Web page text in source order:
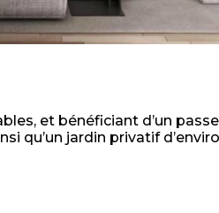
et bénéficiant d’un
qu’un jardin privatif